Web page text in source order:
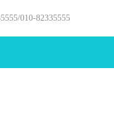
010-82335555